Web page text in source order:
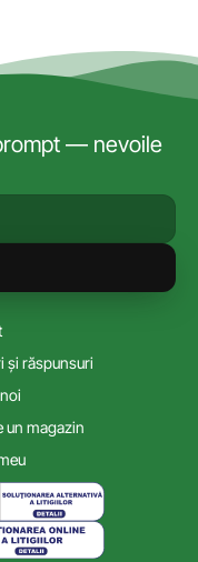
— nevoile
și răspunsuri
un magazin